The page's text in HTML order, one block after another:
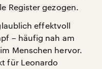
Register gezogen.
effektvoll
– häufig nah am
Menschen hervor.
für Leonardo